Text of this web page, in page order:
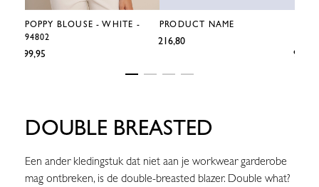
POPPY BLOUSE - WHITE -
94802
€99,95
PRODUCT NAME
€216,80
€99,95
DOUBLE BREASTED
Een ander kledingstuk dat niet aan je workwear garderobe
mag ontbreken, is de double-breasted blazer. Double what?